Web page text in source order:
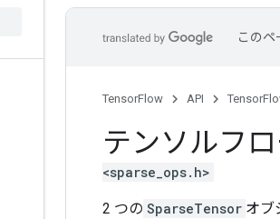
このペ
TensorFlow API
テンソルフ
<sparse_ops.h>
2 つの SparseTensor オブ